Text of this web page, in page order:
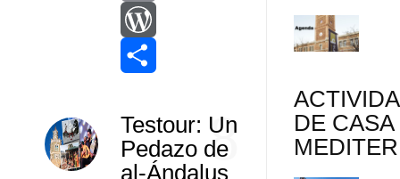
o
o
t
e
k
e
n
a
p
n
r
E
m
l
W
dm
8
Testour: Un
Pedazo de
al-Ándalus
DE CASA